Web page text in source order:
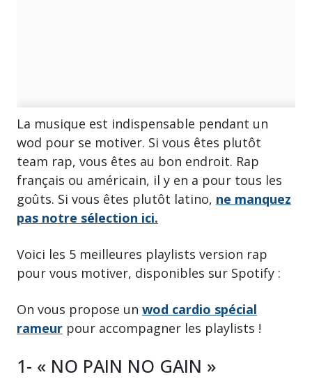
La musique est indispensable pendant un
wod pour se motiver. Si vous êtes plutôt
team rap, vous êtes au bon endroit. Rap
français ou américain, il y en a pour tous les
goûts. Si vous êtes plutôt latino, ne manquez
pas notre sélection ici.
Voici les 5 meilleures playlists version rap
pour vous motiver, disponibles sur Spotify :
On vous propose un wod cardio spécial
rameur pour accompagner les playlists !
1- « NO PAIN NO GAIN »